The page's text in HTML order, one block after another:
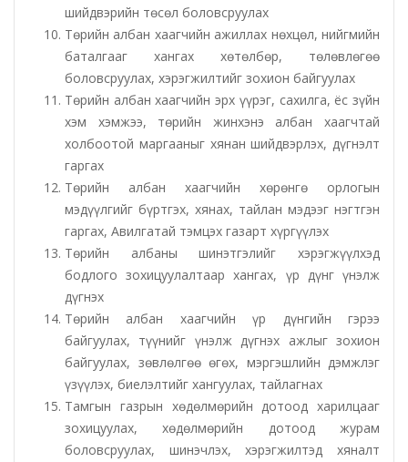
шийдвэрийн төсөл боловсруулах
Төрийн албан хаагчийн ажиллах нөхцөл, нийгмийн
баталгааг хангах хөтөлбөр, төлөвлөгөө
боловсруулах, хэрэгжилтийг зохион байгуулах
Төрийн албан хаагчийн эрх үүрэг, сахилга, ёс зүйн
хэм хэмжээ, төрийн жинхэнэ албан хаагчтай
холбоотой маргааныг хянан шийдвэрлэх, дүгнэлт
гаргах
Төрийн албан хаагчийн хөрөнгө орлогын
мэдүүлгийг бүртгэх, хянах, тайлан мэдээг нэгтгэн
гаргах, Авилгатай тэмцэх газарт хүргүүлэх
Төрийн албаны шинэтгэлийг хэрэгжүүлхэд
бодлого зохицуулалтаар хангах, үр дүнг үнэлж
дүгнэх
Төрийн албан хаагчийн үр дүнгийн гэрээ
байгуулах, түүнийг үнэлж дүгнэх ажлыг зохион
байгуулах, зөвлөлгөө өгөх, мэргэшлийн дэмжлэг
үзүүлэх, биелэлтийг хангуулах, тайлагнах
Тамгын газрын хөдөлмөрийн дотоод харилцааг
зохицуулах, хөдөлмөрийн дотоод журам
боловсруулах, шинэчлэх, хэрэгжилтэд хяналт